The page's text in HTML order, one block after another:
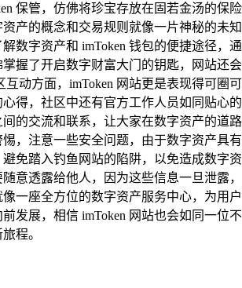
保管，仿佛将珍宝存放在固若金汤的保
产的概念和交易规则就像一片神秘的未
字资产和 imToken 钱包的便捷途径，
握了开启数字财富大门的钥匙，网站还
动方面，imToken 网站更是表现得可
得，社区中还有官方工作人员如同贴心
的交流和联系，让大家在数字资产的道
，注意一些安全问题，由于数字资产
免踏入钓鱼网站的陷阱，以免造成数
意透露给他人，因为这些信息一旦泄露
一座全方位的数字资产服务中心，为用
发展，相信 imToken 网站也会如同一
程。